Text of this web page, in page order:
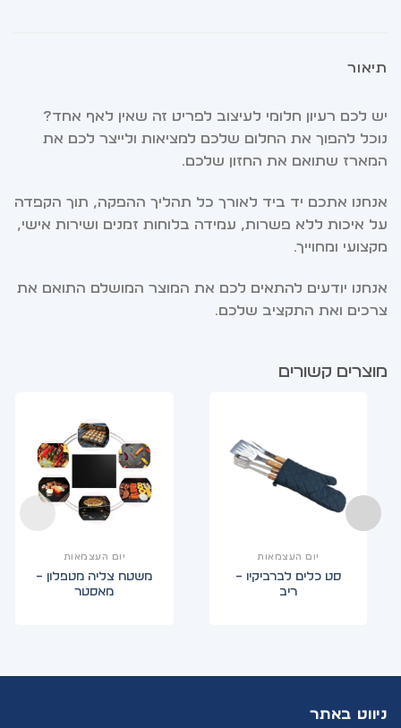
תיאור
יש לכם רעיון חלומי לעיצוב לפריט זה שאין לאף אחד?
נוכל להפוך את החלום שלכם למציאות ולייצר לכם את
המארז שתואם את החזון שלכם.
אנחנו אתכם יד ביד לאורך כל תהליך ההפקה, תוך הקפדה
על איכות ללא פשרות, עמידה בלוחות זמנים ושירות אישי,
מקצועי ומחוייך.
אנחנו יודעים להתאים לכם את המוצר המושלם התואם את
צרכים ואת התקציב שלכם.
מוצרים קשורים
יום העצמאות
משטח צליה מטפלון –
מאסטר
יום העצמאות
סט כלים לברביקיו –
ריב
ניווט באתר